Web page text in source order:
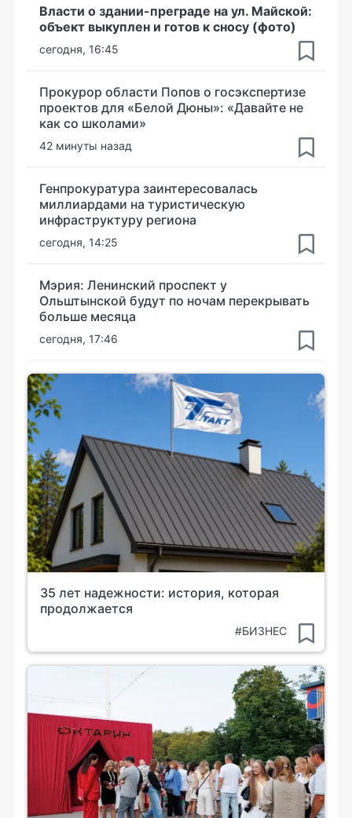
Власти о здании-преграде на ул. Майской:
объект выкуплен и готов к сносу (фото)
сегодня, 16:45
Прокурор области Попов о госэкспертизе
проектов для «Белой Дюны»: «Давайте не
как со школами»
42 минуты назад
Генпрокуратура заинтересовалась
миллиардами на туристическую
инфраструктуру региона
сегодня, 14:25
Мэрия: Ленинский проспект у
Ольштынской будут по ночам перекрывать
больше месяца
сегодня, 17:46
35 лет надежности: история, которая
продолжается
#БИЗНЕС